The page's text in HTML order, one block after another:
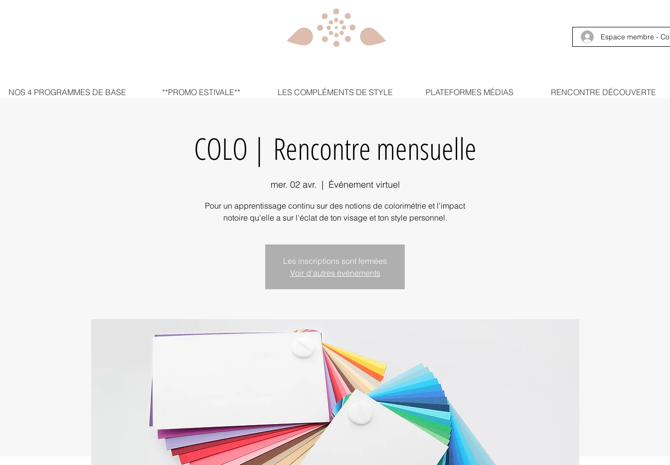
Espace membre -
NOS 4 PROGRAMMES DE BASE **PROMO ESTIVALE** LES COMPLÉMENTS DE STYLE PLATEFORMES MÉDIAS RENCONTRE DÉCOUVERTE
COLO | Rencontre mensuelle
mer. 02 avr.
  |
Événement virtuel
Pour un apprentissage continu sur des notions de colorimétrie et l'impact
notoire qu'elle a sur l'éclat de ton visage et ton style personnel.
Les inscriptions sont fermées
Voir d'autres événements